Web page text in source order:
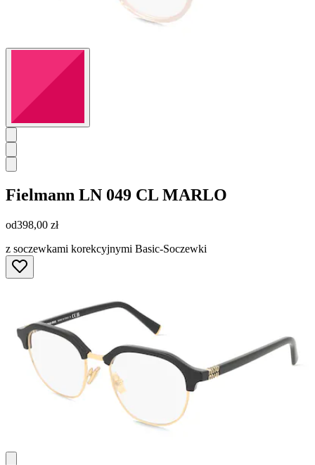
Fielmann LN 049 CL MARLO
od398,00 zł
z soczewkami korekcyjnymi Basic-Soczewki